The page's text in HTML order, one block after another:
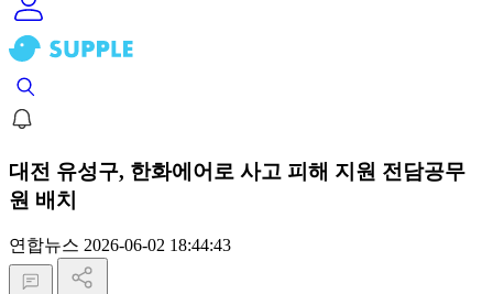
대전 유성구, 한화에어로 사고 피해 지원 전담공무
원 배치
연합뉴스 2026-06-02 18:44:43